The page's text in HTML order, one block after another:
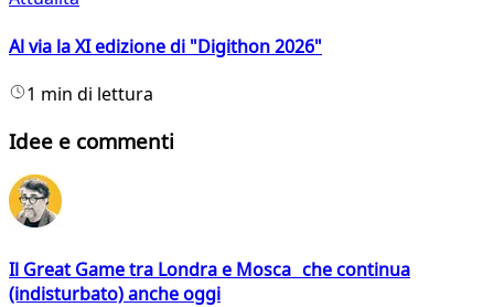
Al via la XI edizione di "Digithon 2026"
1 min di lettura
Idee e commenti
Il Great Game tra Londra e Mosca che continua
(indisturbato) anche oggi